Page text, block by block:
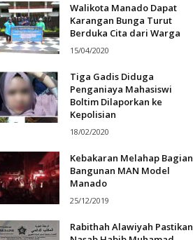
Walikota Manado Dapat
Karangan Bunga Turut
Berduka Cita dari Warga
15/04/2020
Tiga Gadis Diduga
Penganiaya Mahasiswi
Boltim Dilaporkan ke
Kepolisian
18/02/2020
Kebakaran Melahap Bagian
Bangunan MAN Model
Manado
25/12/2019
Rabithah Alawiyah Pastikan